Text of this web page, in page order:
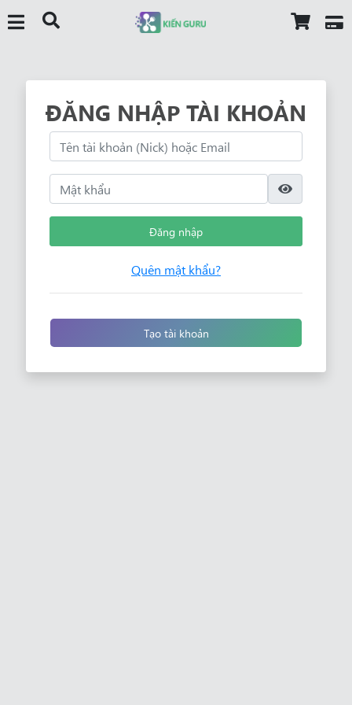
ĐĂNG NHẬP TÀI KHOẢN
Đăng nhập
Quên mật khẩu?
Tạo tài khoản